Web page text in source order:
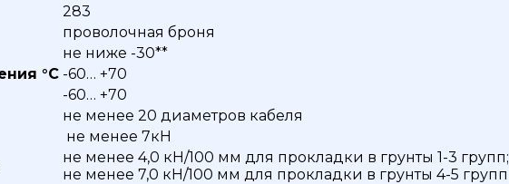
283
проволочная броня
не ниже -30**
°С -60… +70
-60… +70
не менее 20 диаметров кабеля
не менее 7кН
не менее 4,0 кН/100 мм для прокладки в грунты 1-3 групп;
не менее 7,0 кН/100 мм для прокладки в грунты 4-5 групп